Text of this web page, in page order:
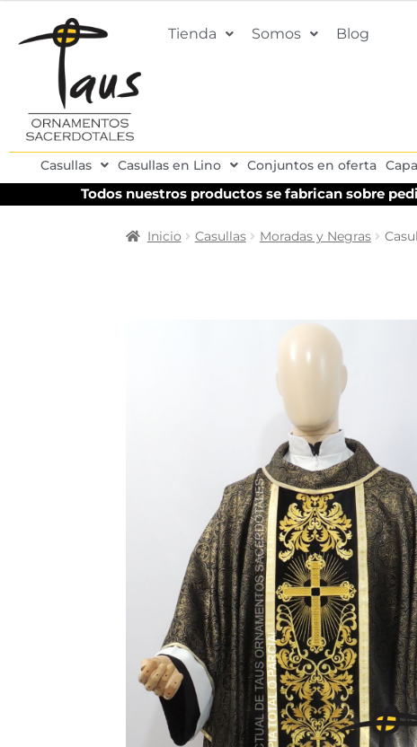
Tienda Somos Blog
Casullas Casullas en Lino Conjuntos en oferta
Todos nuestros productos se fabrican sobre
Inicio Casullas Moradas y Negras